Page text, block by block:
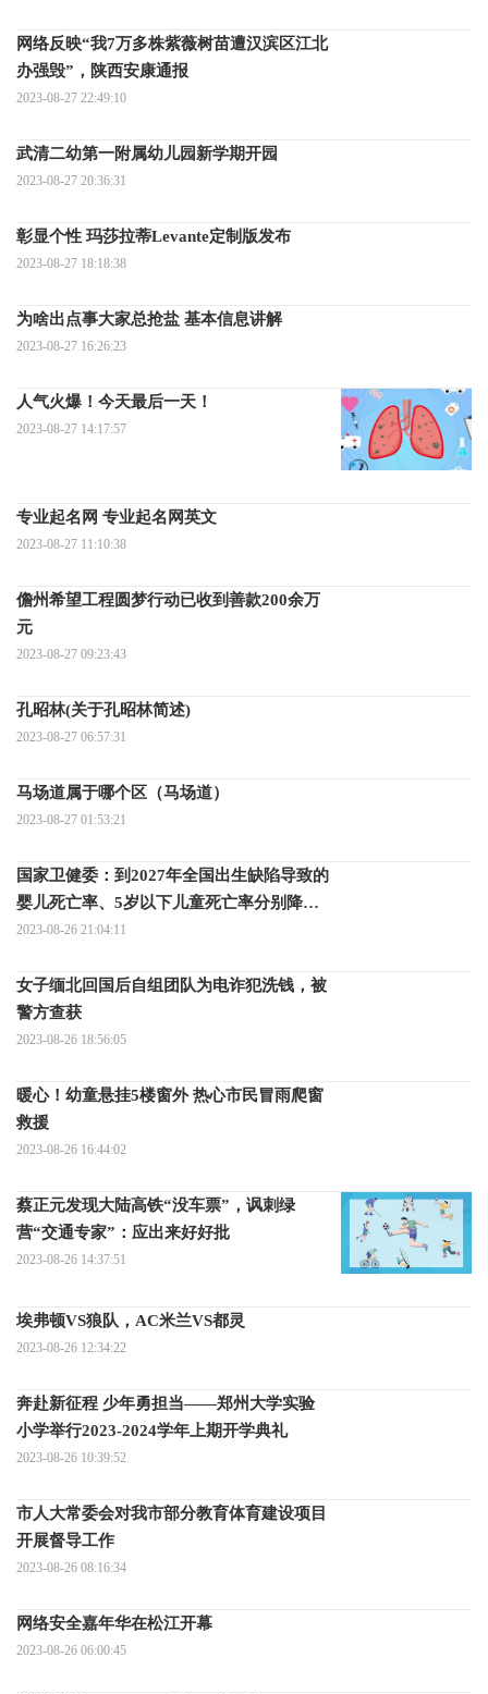
网络反映“我7万多株紫薇树苗遭汉滨区江北
办强毁”，陕西安康通报
2023-08-27 22:49:10
武清二幼第一附属幼儿园新学期开园
2023-08-27 20:36:31
彰显个性 玛莎拉蒂Levante定制版发布
2023-08-27 18:18:38
为啥出点事大家总抢盐 基本信息讲解
2023-08-27 16:26:23
人气火爆！今天最后一天！
2023-08-27 14:17:57
专业起名网 专业起名网英文
2023-08-27 11:10:38
儋州希望工程圆梦行动已收到善款200余万
元
2023-08-27 09:23:43
孔昭林(关于孔昭林简述)
2023-08-27 06:57:31
马场道属于哪个区（马场道）
2023-08-27 01:53:21
国家卫健委：到2027年全国出生缺陷导致的
婴儿死亡率、5岁以下儿童死亡率分别降至
1.0‰、1.1‰以下
2023-08-26 21:04:11
女子缅北回国后自组团队为电诈犯洗钱，被
警方查获
2023-08-26 18:56:05
暖心！幼童悬挂5楼窗外 热心市民冒雨爬窗
救援
2023-08-26 16:44:02
蔡正元发现大陆高铁“没车票”，讽刺绿
营“交通专家”：应出来好好批
2023-08-26 14:37:51
埃弗顿VS狼队，AC米兰VS都灵
2023-08-26 12:34:22
奔赴新征程 少年勇担当——郑州大学实验
小学举行2023-2024学年上期开学典礼
2023-08-26 10:39:52
市人大常委会对我市部分教育体育建设项目
开展督导工作
2023-08-26 08:16:34
网络安全嘉年华在松江开幕
2023-08-26 06:00:45